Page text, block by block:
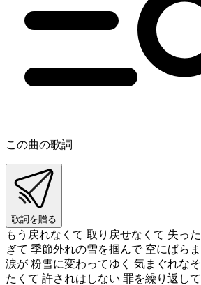
この曲の歌詞
歌詞を贈る
もう戻れなくて 取り戻せなくて 失っ
ぎて 季節外れの雪を掴んで 空にばら
涙が 粉雪に変わってゆく 気まぐれな
たくて 許されはしない 罪を繰り返し